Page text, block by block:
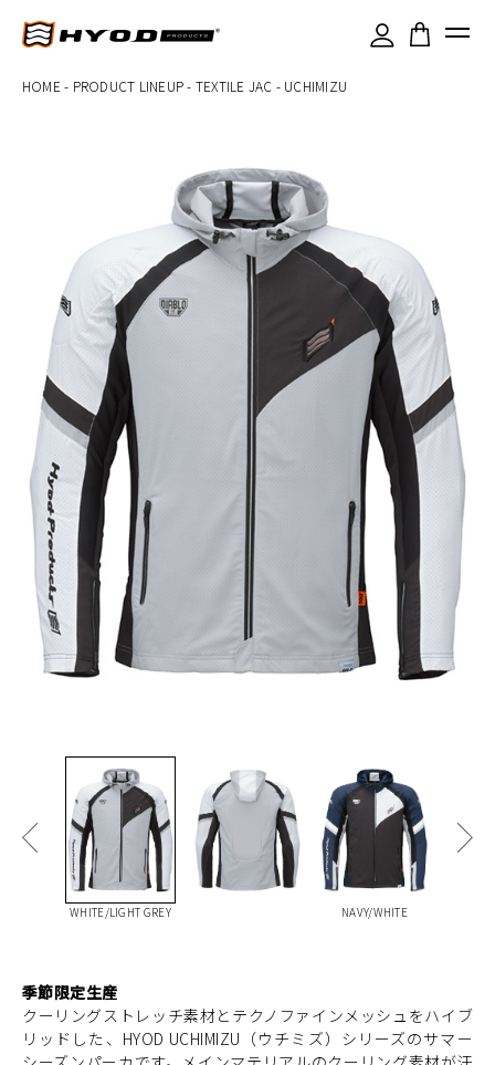
HOME - PRODUCT LINEUP- TEXTILE JAC - UCHIMIZU
WHITE/LIGHT GREY NAVY/WHITE
季節限定生産
クーリングストレッチ素材とテクノファインメッシュをハイブ
リッドした、HYOD UCHIMIZU（ウチミズ）シリーズのサマー
×